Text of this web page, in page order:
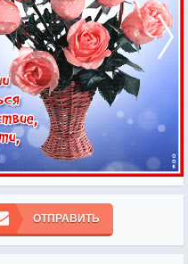
ОТПРАВИТЬ